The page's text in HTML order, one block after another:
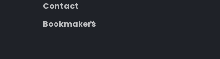
Contact
Bookmakers